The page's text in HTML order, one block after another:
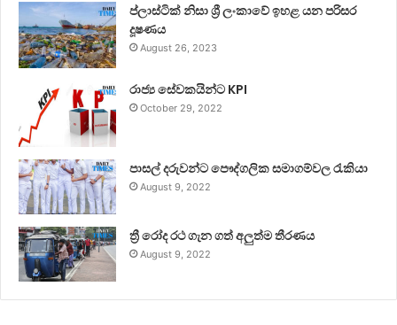
ප්ලාස්ටික් නිසා ශ්‍රී ලංකාවේ ඉහළ යන පරිසර
දූෂණය
August 26, 2023
රාජ්‍ය සේවකයින්ට KPI
October 29, 2022
පාසල් දරුවන්ට පෞද්ගලික සමාගම්වල රැකියා
August 9, 2022
ත්‍රී රෝද රථ ගැන ගත් අලුත්ම තීරණය
August 9, 2022